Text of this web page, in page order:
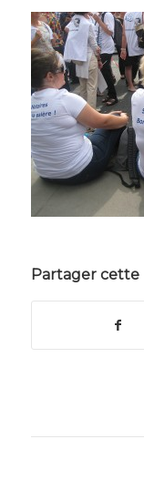
Partager